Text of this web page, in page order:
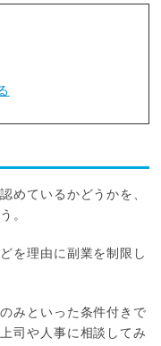
めているかどうかを、
。
を理由に副業を制限し
みといった条件付きで
司や人事に相談してみ